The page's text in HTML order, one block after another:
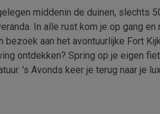
middenin de duinen, slechts
In alle rust kom je op gang
aan het avontuurlijke Fort
ontdekken? Spring op je eigen
's Avonds keer je terug naar je